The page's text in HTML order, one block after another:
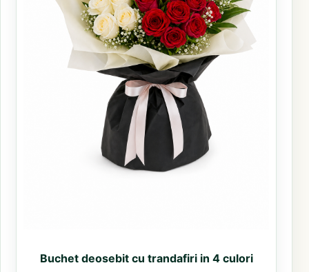
Buchet deosebit cu trandafiri in 4 culori